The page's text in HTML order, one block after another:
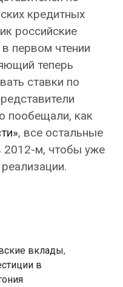
кредитных
российские
первом чтении
теперь
ставки по
пообещали, как
, все остальные
2012-м, чтобы уже
вклады,
в